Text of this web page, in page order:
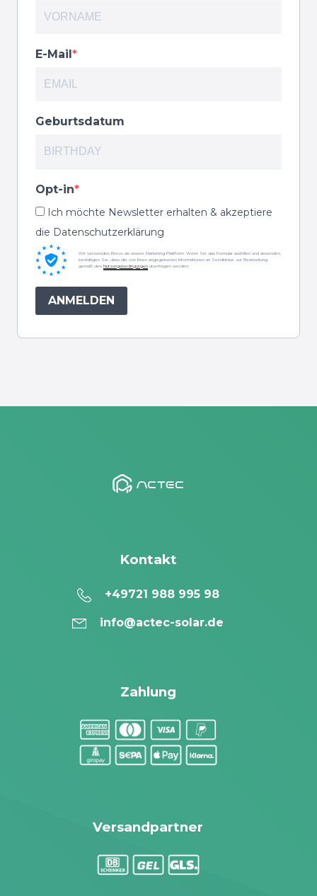
E-Mail
Geburtsdatum
Opt-in
Ich möchte Newsletter erhalten & akzeptiere
die Datenschutzerklärung
Wir verwenden Brevo als unsere Marketing-Plattform. Wenn Sie das Formular ausfüllen und absenden,
bestätigen Sie, dass die von Ihnen angegebenen Informationen an Sendinblue zur Bearbeitung
gemäß den Nutzungsbedingungen übertragen werden.
ANMELDEN
Kontakt
+49721 988 995 98
info@actec-solar.de
Zahlung
Versandpartner